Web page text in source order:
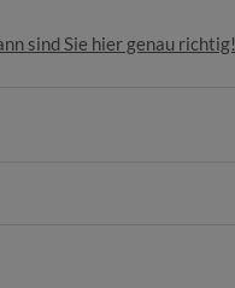
sind Sie hier genau richtig!